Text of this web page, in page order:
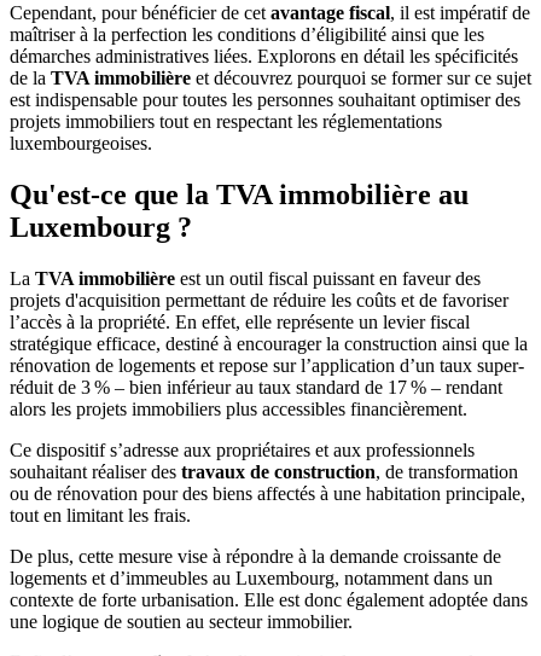
Cependant, pour bénéficier de cet avantage fiscal, il est impératif de
maîtriser à la perfection les conditions d’éligibilité ainsi que les
démarches administratives liées. Explorons en détail les spécificités
de la TVA immobilière et découvrez pourquoi se former sur ce sujet
est indispensable pour toutes les personnes souhaitant optimiser des
projets immobiliers tout en respectant les réglementations
luxembourgeoises.
Qu'est-ce que la TVA immobilière au
Luxembourg ?
La TVA immobilière est un outil fiscal puissant en faveur des
projets d'acquisition permettant de réduire les coûts et de favoriser
l’accès à la propriété. En effet, elle représente un levier fiscal
stratégique efficace, destiné à encourager la construction ainsi que la
rénovation de logements et repose sur l’application d’un taux super-
réduit de 3 % – bien inférieur au taux standard de 17 % – rendant
alors les projets immobiliers plus accessibles financièrement.
Ce dispositif s’adresse aux propriétaires et aux professionnels
souhaitant réaliser des travaux de construction, de transformation
ou de rénovation pour des biens affectés à une habitation principale,
tout en limitant les frais.
De plus, cette mesure vise à répondre à la demande croissante de
logements et d’immeubles au Luxembourg, notamment dans un
contexte de forte urbanisation. Elle est donc également adoptée dans
une logique de soutien au secteur immobilier.